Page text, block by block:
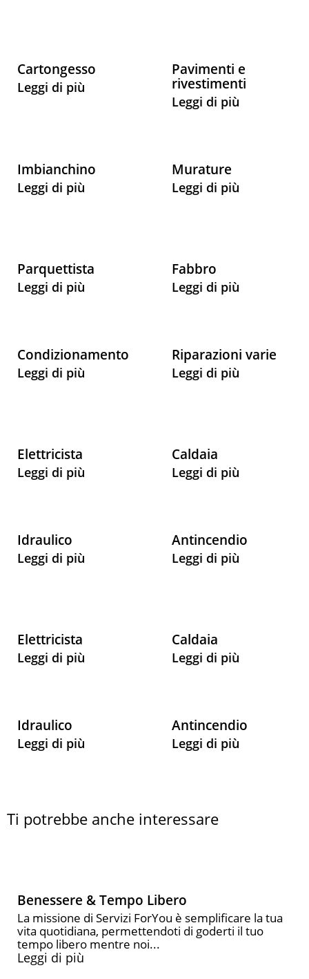
Cartongesso
Leggi di più
Pavimenti e
rivestimenti
Leggi di più
Imbianchino
Leggi di più
Murature
Leggi di più
Parquettista
Leggi di più
Fabbro
Leggi di più
Condizionamento
Leggi di più
Riparazioni varie
Leggi di più
Elettricista
Leggi di più
Caldaia
Leggi di più
Idraulico
Leggi di più
Antincendio
Leggi di più
Elettricista
Leggi di più
Caldaia
Leggi di più
Idraulico
Leggi di più
Antincendio
Leggi di più
Ti potrebbe anche interessare
Benessere & Tempo Libero
La missione di Servizi ForYou è semplificare la tua
vita quotidiana, permettendoti di goderti il tuo
tempo libero mentre noi...
Leggi di più